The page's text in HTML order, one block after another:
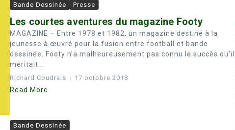
Bande Dessinée Presse
Les courtes aventures du magazine Footy
MAGAZINE – Entre 1978 et 1982, un magazine destiné à la
jeunesse à œuvré pour la fusion entre football et bande
dessinée. Footy n’a malheureusement pas connu le succès qu’il
méritait...
Richard Coudrais 17 octobre 2018
Read More
Bande Dessinée